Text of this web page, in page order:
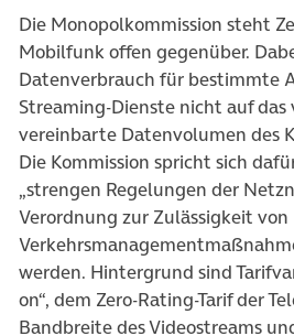
Die Monopolkommission steht
Mobilfunk offen gegenüber.
Datenverbrauch für bestimmte
Streaming-Dienste nicht auf
vereinbarte Datenvolumen des
Die Kommission spricht sich
„strengen Regelungen der
Verordnung zur Zulässigkeit von
werden. Hintergrund sind
on“, dem Zero-Rating-Tarif der
Bandbreite des Videostreams